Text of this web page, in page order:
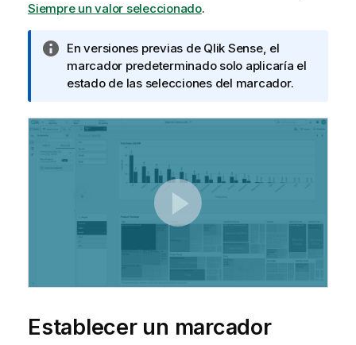
Siempre un valor seleccionado.
N
o
t
i
n
f
a
En versiones previas de Qlik Sense, el
marcador predeterminado solo aplicaría el
estado de las selecciones del marcador.
Establecer un marcador